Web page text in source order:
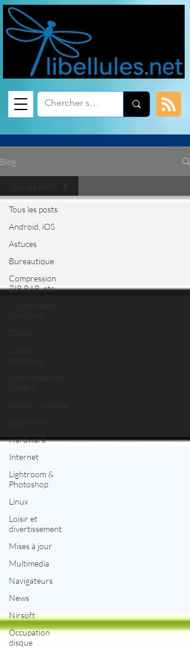
Blog
Tous les posts
Android, iOS
Astuces
Bureautique
Compression
ZIP, RAR, etc.
Hardware
Internet
Lightroom &
Photoshop
Linux
Loisir et
divertissement
Mises à jour
Multimedia
Navigateurs
News
Nirsoft
Occupation
disque